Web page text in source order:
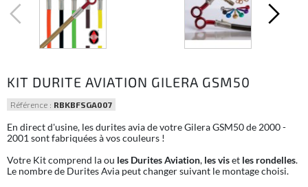
KIT DURITE AVIATION GILERA GSM50
Référence : RBKBFSGA007
En direct d'usine, les durites avia de votre Gilera GSM50 de 2000 -
2001 sont fabriquées à vos couleurs !
Votre Kit comprend la ou les Durites Aviation, les viset les rondelles.
Le nombre de Durites Avia peut changer suivant le montage choisi.